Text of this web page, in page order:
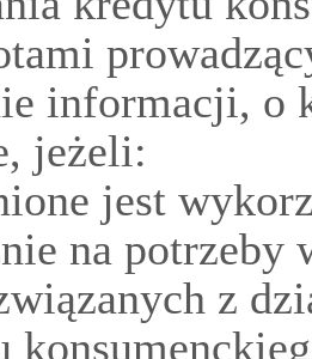
informacji, o
jeżeli:
jest
na potrzeby
z